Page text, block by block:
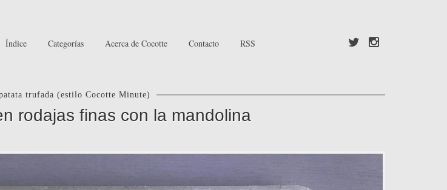
Índice Categorías Acerca de Cocotte Contacto RSS
trufada (estilo Cocotte Minute)
rodajas finas con la mandolina